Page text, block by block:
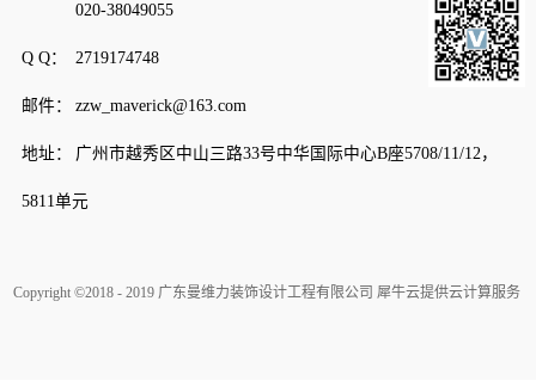
020-38049055
Q Q： 2719174748
邮件： zzw_maverick@163.com
地址： 广州市越秀区中山三路33号中华国际中心B座5708/11/12，
5811单元
Copyright ©2018 - 2019 广东曼维力装饰设计工程有限公司 犀牛云提供云计算服务